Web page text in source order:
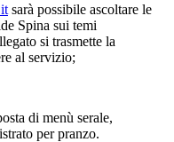
sarà possibile ascoltare le
Spina sui temi
si trasmette la
al servizio;
di menù serale,
per pranzo.